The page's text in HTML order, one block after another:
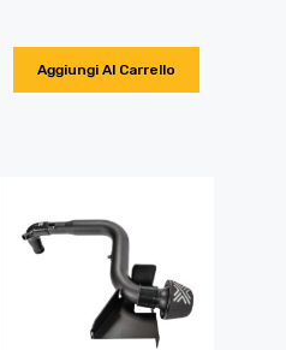
Aggiungi Al Carrello